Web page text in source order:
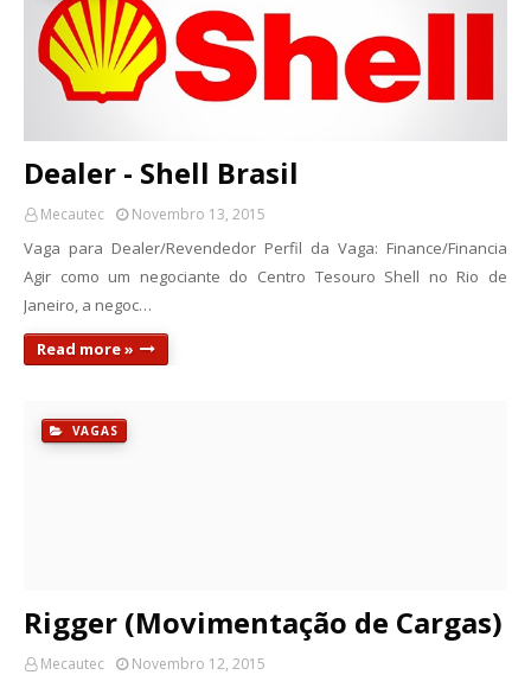
Dealer - Shell Brasil
Mecautec Novembro 13, 2015
Vaga para Dealer/Revendedor Perfil da Vaga: Finance/Financia
Agir como um negociante do Centro Tesouro Shell no Rio de
Janeiro, a negoc…
Read more »
VAGAS
Rigger (Movimentação de Cargas)
Mecautec Novembro 12, 2015